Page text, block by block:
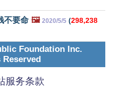
不要命 🖼️ 2020/5/5 (298,238
Foundation Inc.
服务条款